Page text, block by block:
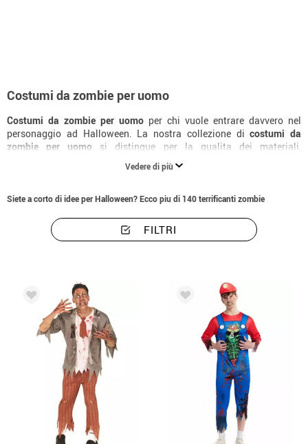
Costumi da zombie per uomo
Costumi da zombie per uomo per chi vuole entrare davvero nel
personaggio ad Halloween. La nostra collezione dicostumi da
zombie per uomo si distingue per la qualita dei materiali,
l'attenzione ai dettagli e la varieta di taglie disponibili. Completa il
look con gli accessori specifici e trasforma un semplice
Vedere di più
Siete a corto di idee per Halloween? Ecco piu di 140 terrificanti zombie
FILTRI